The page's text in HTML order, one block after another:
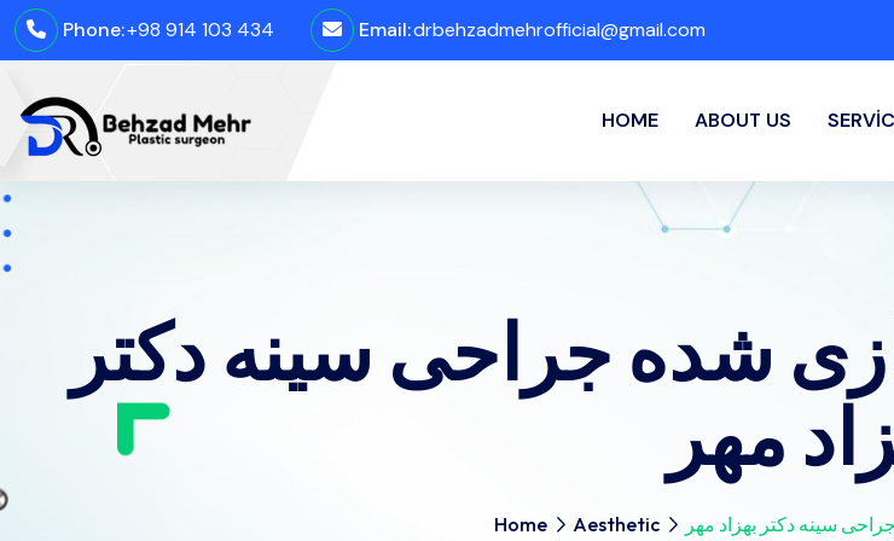
Phone:+98 914 103 434 Email:drbehzadmehrofficial@gmail.com
HOME ABOUT US
شده جراحی سینه دکتر
مهر
Home Aesthetic سینه دکتر بهزاد مهر